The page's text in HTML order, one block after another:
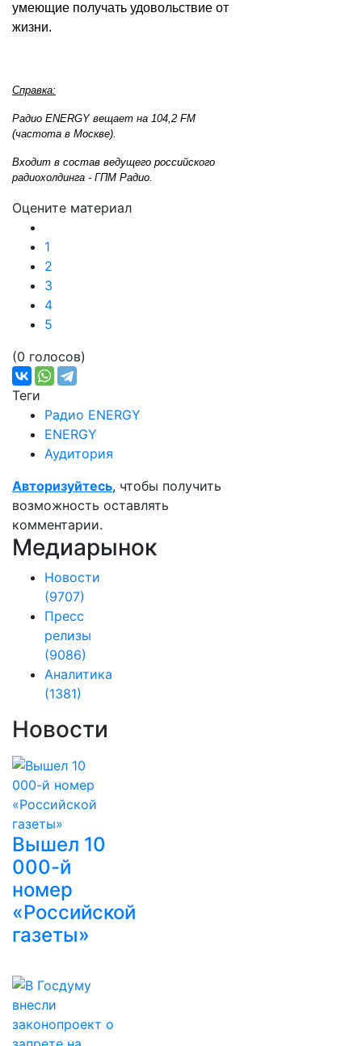
умеющие получать удовольствие от
жизни.
Справка:
Радио ENERGY вещает на 104,2 FM
(частота в Москве).
Входит в состав ведущего российского
радиохолдинга - ГПМ Радио.
Оцените материал
1
2
3
4
5
(0 голосов)
Теги
Радио ENERGY
ENERGY
Аудитория
Авторизуйтесь, чтобы получить
возможность оставлять
комментарии.
Медиарынок
Новости
(9707)
Пресс
релизы
(9086)
Аналитика
(1381)
Новости
Вышел 10
000-й
номер
«Российской
газеты»